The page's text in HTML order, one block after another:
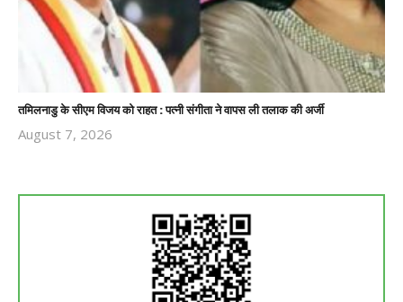
तमिलनाडु के सीएम विजय को राहत : पत्नी संगीता ने वापस ली तलाक की अर्जी
August 7, 2026